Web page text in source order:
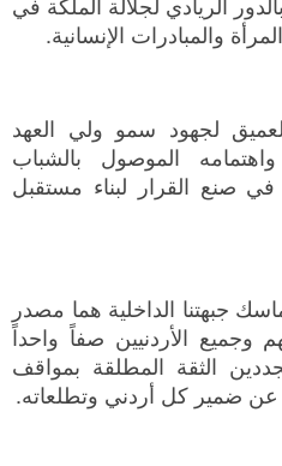
والمبادرات الإنسانية.
لجهود سمو ولي العهد
الموصول بالشباب
صنع القرار لبناء مستقبل
جبهتنا الداخلية هما مصدر
وجميع الأردنيين صفاً واحداً
الثقة المطلقة بمواقف
عن ضمير كل أردني وتطلعاته.